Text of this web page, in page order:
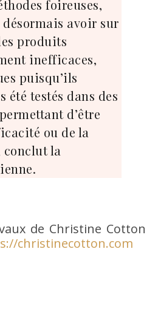
foireuses,
avoir sur
produits
inefficaces,
puisqu’ils
été testés dans des
d’être
ou de la
conclut la
de Christine Cotton
christinecotton.com